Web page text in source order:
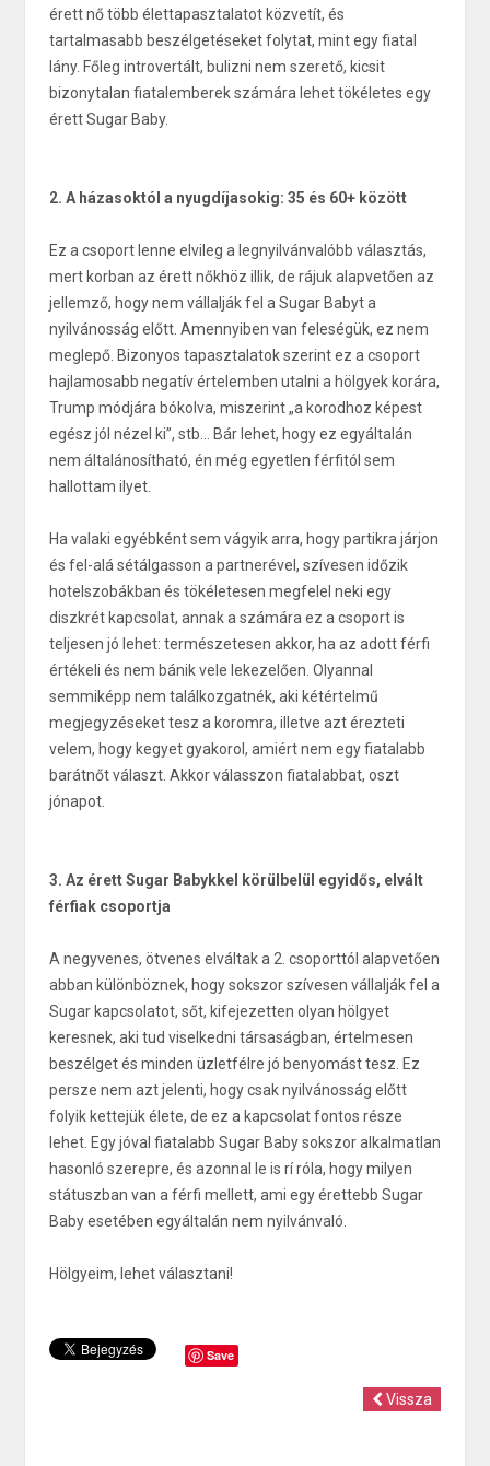
érett nő több élettapasztalatot közvetít, és
tartalmasabb beszélgetéseket folytat, mint egy fiatal
lány. Főleg introvertált, bulizni nem szerető, kicsit
bizonytalan fiatalemberek számára lehet tökéletes egy
érett Sugar Baby.
2. A házasoktól a nyugdíjasokig: 35 és 60+ között
Ez a csoport lenne elvileg a legnyilvánvalóbb választás,
mert korban az érett nőkhöz illik, de rájuk alapvetően az
jellemző, hogy nem vállalják fel a Sugar Babyt a
nyilvánosság előtt. Amennyiben van feleségük, ez nem
meglepő. Bizonyos tapasztalatok szerint ez a csoport
hajlamosabb negatív értelemben utalni a hölgyek korára,
Trump módjára bókolva, miszerint „a korodhoz képest
egész jól nézel ki”, stb… Bár lehet, hogy ez egyáltalán
nem általánosítható, én még egyetlen férfitól sem
hallottam ilyet.
Ha valaki egyébként sem vágyik arra, hogy partikra járjon
és fel-alá sétálgasson a partnerével, szívesen időzik
hotelszobákban és tökéletesen megfelel neki egy
diszkrét kapcsolat, annak a számára ez a csoport is
teljesen jó lehet: természetesen akkor, ha az adott férfi
értékeli és nem bánik vele lekezelően. Olyannal
semmiképp nem találkozgatnék, aki kétértelmű
megjegyzéseket tesz a koromra, illetve azt érezteti
velem, hogy kegyet gyakorol, amiért nem egy fiatalabb
barátnőt választ. Akkor válasszon fiatalabbat, oszt
jónapot.
3. Az érett Sugar Babykkel körülbelül egyidős, elvált
férfiak csoportja
A negyvenes, ötvenes elváltak a 2. csoporttól alapvetően
abban különböznek, hogy sokszor szívesen vállalják fel a
Sugar kapcsolatot, sőt, kifejezetten olyan hölgyet
keresnek, aki tud viselkedni társaságban, értelmesen
beszélget és minden üzletfélre jó benyomást tesz. Ez
persze nem azt jelenti, hogy csak nyilvánosság előtt
folyik kettejük élete, de ez a kapcsolat fontos része
lehet. Egy jóval fiatalabb Sugar Baby sokszor alkalmatlan
hasonló szerepre, és azonnal le is rí róla, hogy milyen
státuszban van a férfi mellett, ami egy érettebb Sugar
Baby esetében egyáltalán nem nyilvánvaló.
Hölgyeim, lehet választani!
Save
Vissza